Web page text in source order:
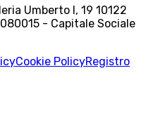
Umberto I, 19 10122
- Capitale Sociale
Cookie PolicyRegistro